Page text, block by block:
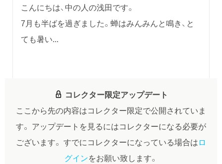
こんにちは、中の人の浅田です。
7月も半ばを過ぎました。蝉はみんみんと鳴き、と
ても暑い...
コレクター限定アップデート
ここから先の内容はコレクター限定で公開されていま
す。 アップデートを見るにはコレクターになる必要が
ございます。 すでにコレクターになっている場合はロ
グインをお願い致します。